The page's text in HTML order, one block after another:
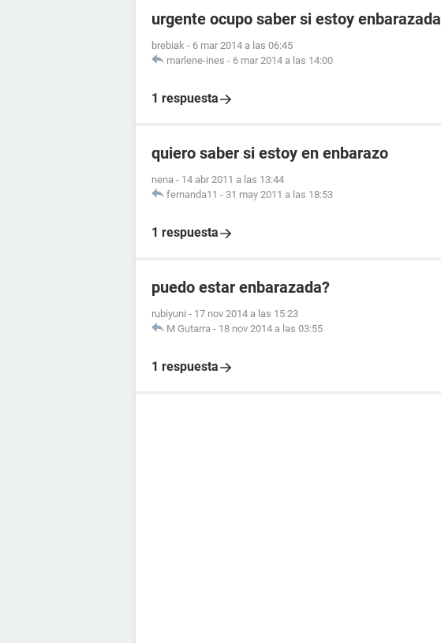
urgente ocupo saber si estoy enbarazada
brebiak - 6 mar 2014 a las 06:45
marlene-ines - 6 mar 2014 a las 14:00
1 respuesta
quiero saber si estoy en enbarazo
nena - 14 abr 2011 a las 13:44
fernanda11 - 31 may 2011 a las 18:53
1 respuesta
puedo estar enbarazada?
rubiyuni - 17 nov 2014 a las 15:23
M Gutarra - 18 nov 2014 a las 03:55
1 respuesta